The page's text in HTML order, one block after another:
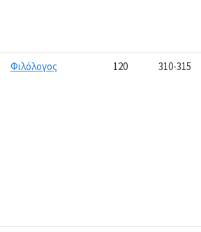
Φιλόλογος 120 310-315